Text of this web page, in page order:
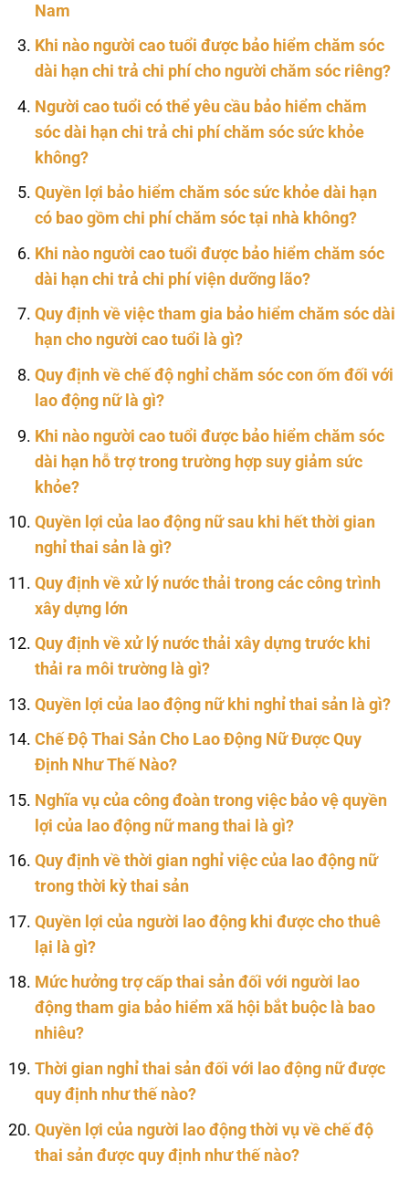
Nam
Khi nào người cao tuổi được bảo hiểm chăm sóc
dài hạn chi trả chi phí cho người chăm sóc riêng?
Người cao tuổi có thể yêu cầu bảo hiểm chăm
sóc dài hạn chi trả chi phí chăm sóc sức khỏe
không?
Quyền lợi bảo hiểm chăm sóc sức khỏe dài hạn
có bao gồm chi phí chăm sóc tại nhà không?
Khi nào người cao tuổi được bảo hiểm chăm sóc
dài hạn chi trả chi phí viện dưỡng lão?
Quy định về việc tham gia bảo hiểm chăm sóc dài
hạn cho người cao tuổi là gì?
Quy định về chế độ nghỉ chăm sóc con ốm đối với
lao động nữ là gì?
Khi nào người cao tuổi được bảo hiểm chăm sóc
dài hạn hỗ trợ trong trường hợp suy giảm sức
khỏe?
Quyền lợi của lao động nữ sau khi hết thời gian
nghỉ thai sản là gì?
Quy định về xử lý nước thải trong các công trình
xây dựng lớn
Quy định về xử lý nước thải xây dựng trước khi
thải ra môi trường là gì?
Quyền lợi của lao động nữ khi nghỉ thai sản là gì?
Chế Độ Thai Sản Cho Lao Động Nữ Được Quy
Định Như Thế Nào?
Nghĩa vụ của công đoàn trong việc bảo vệ quyền
lợi của lao động nữ mang thai là gì?
Quy định về thời gian nghỉ việc của lao động nữ
trong thời kỳ thai sản
Quyền lợi của người lao động khi được cho thuê
lại là gì?
Mức hưởng trợ cấp thai sản đối với người lao
động tham gia bảo hiểm xã hội bắt buộc là bao
nhiêu?
Thời gian nghỉ thai sản đối với lao động nữ được
quy định như thế nào?
Quyền lợi của người lao động thời vụ về chế độ
thai sản được quy định như thế nào?